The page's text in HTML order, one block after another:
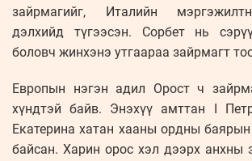
зайрмагийг, Италийн
дэлхийд түгээсэн. Сорбет нь
боловч жинхэнэ утгаараа зайрмагт
Европын нэгэн адил Орост ч
хүндтэй байв. Энэхүү амттан I
Екатерина хатан хааны ордны
байсан. Харин орос хэл дээрх анхны